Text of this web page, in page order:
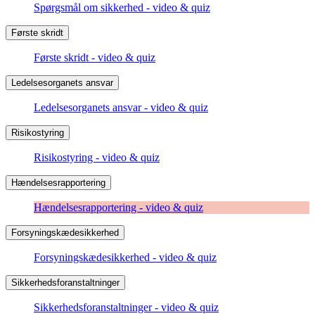
Spørgsmål om sikkerhed - video & quiz
Første skridt
Første skridt - video & quiz
Ledelsesorganets ansvar
Ledelsesorganets ansvar - video & quiz
Risikostyring
Risikostyring - video & quiz
Hændelsesrapportering
Hændelsesrapportering - video & quiz
Forsyningskædesikkerhed
Forsyningskædesikkerhed - video & quiz
Sikkerhedsforanstaltninger
Sikkerhedsforanstaltninger - video & quiz